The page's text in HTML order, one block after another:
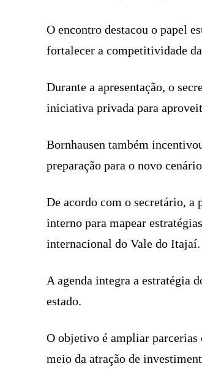
O encontro destacou o papel
fortalecer a competitividade
Durante a apresentação, o
iniciativa privada para
Bornhausen também
preparação para o novo
De acordo com o secretário, a
interno para mapear
internacional do Vale do Itajaí.
A agenda integra a estratégia
estado.
O objetivo é ampliar parcerias
meio da atração de